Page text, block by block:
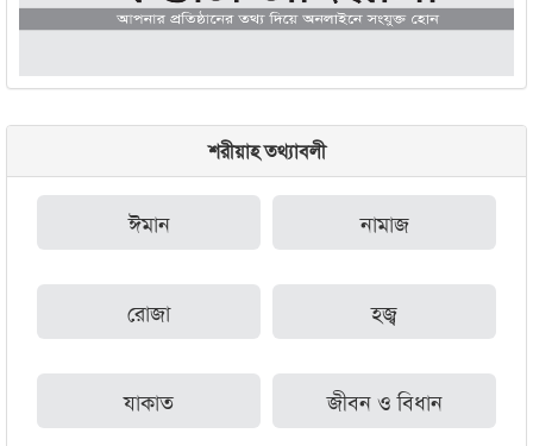
শরীয়াহ তথ্যাবলী
ঈমান নামাজ
রোজা হজ্ব
যাকাত জীবন ও বিধান